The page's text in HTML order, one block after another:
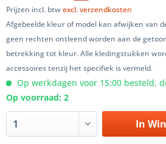
Prijzen incl. btwexcl. verzendkosten
Afgebeelde kleur of model kan afwijken van
geen rechten ontleend worden aan de
betrekking tot kleur. Alle kledingstukken
accessoires tenzij het specifiek is vermeld.
Op werkdagen voor 15:00 besteld,
Op voorraad: 2
In